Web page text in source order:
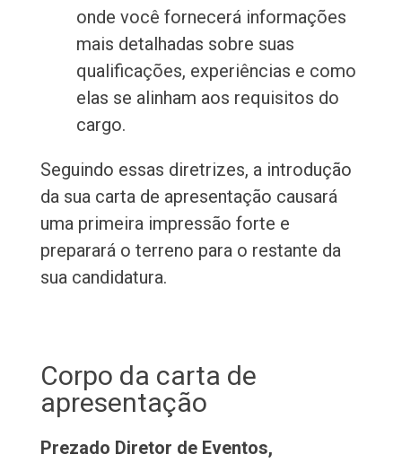
onde você fornecerá informações
mais detalhadas sobre suas
qualificações, experiências e como
elas se alinham aos requisitos do
cargo.
Seguindo essas diretrizes, a introdução
da sua carta de apresentação causará
uma primeira impressão forte e
preparará o terreno para o restante da
sua candidatura.
Corpo da carta de
apresentação
Prezado Diretor de Eventos,